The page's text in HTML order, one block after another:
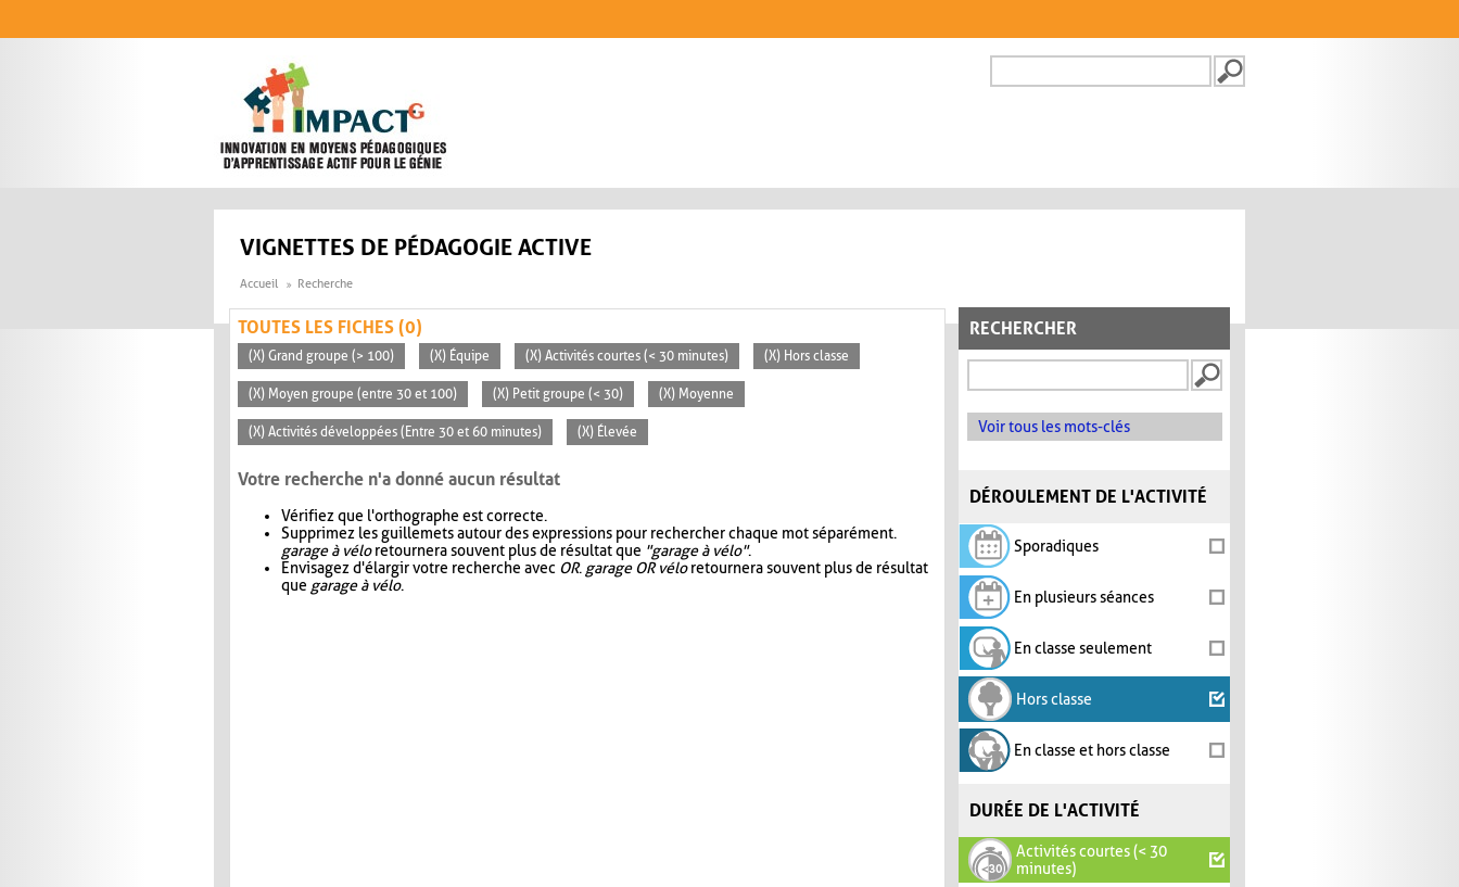
FORMULAIRE DE
VIGNETTES DE PÉDAGOGIE ACTIVE
Accueil Recherche
RECHERCHER
Voir tous les mots-clés
DÉROULEMENT DE L'ACTIVITÉ
Sporadiques
En plusieurs séances
En classe seulement
Hors classe
En classe et hors classe
DURÉE DE L'ACTIVITÉ
Activités courtes (< 30
minutes)
TOUTES LES FICHES (0)
(X) Grand groupe (> 100) (X) Équipe (X) Activités courtes (< 30 minutes) (X) Hors classe
(X) Moyen groupe (entre 30 et 100) (X) Petit groupe (< 30) (X) Moyenne
(X) Activités développées (Entre 30 et 60 minutes) (X) Élevée
Votre recherche n'a donné aucun résultat
Vérifiez que l'orthographe est correcte.
Supprimez les guillemets autour des expressions pour rechercher chaque mot séparément.
garage à véloretournera souvent plus de résultat que "garage à vélo".
Envisagez d'élargir votre recherche avec OR. garage OR véloretournera souvent plus de résultat
que garage à vélo.